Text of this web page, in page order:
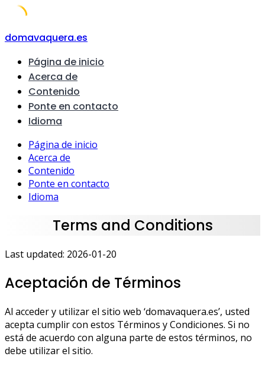
Skip
content
domavaquera.es
Página de inicio
Acerca de
Contenido
Ponte en contacto
Idioma
Página de inicio
Acerca de
Contenido
Ponte en contacto
Idioma
Terms and Conditions
Last updated: 2026-01-20
Aceptación de Términos
Al acceder y utilizar el sitio web ‘domavaquera.es’, usted
acepta cumplir con estos Términos y Condiciones. Si no
está de acuerdo con alguna parte de estos términos, no
debe utilizar el sitio.